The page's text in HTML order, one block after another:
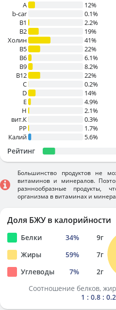
A
12%
b-car
0.1%
В1
2.2%
B2
19%
Холин
41%
B5
22%
B6
6.1%
B9
8.2%
B12
22%
C
0.2%
D
14%
E
4.9%
H
2.1%
вит.К
0.3%
PP
1.7%
Калий
5.6%
Рейтинг
Большинство продуктов не
витаминов и минералов.
разннообразные продукты,
организма в витаминах и
Доля БЖУ в калорийности
Белки 34% 9г
Жиры
59% 7г
Углеводы
7% 2г
Соотношение белков,
1 : 0.8 : 0.2